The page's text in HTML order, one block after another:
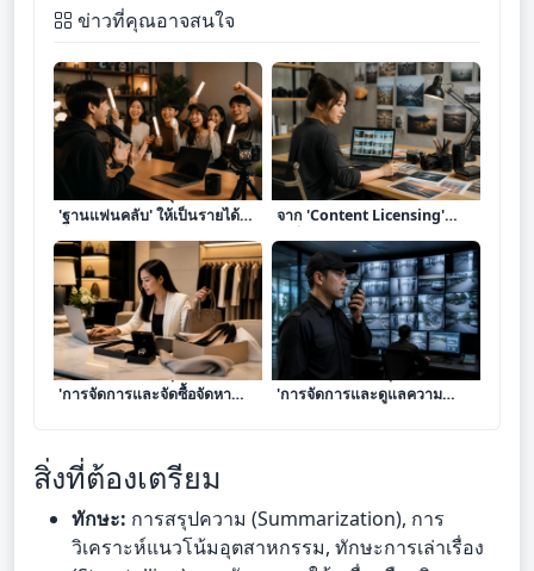
ข่าวที่คุณอาจสนใจ
เจาะลึก 8 โมเดลธุรกิจเปลี่ยน
'ฐานแฟนคลับ' ให้เป็นรายได้
มั่นคงผ่านระบบ Membership
และ Community
เจาะลึก 9 ไอเดียสร้างรายได้
จาก 'Content Licensing'
เปลี่ยนผลงานสร้างสรรค์ให้เป็น
สิทธิทำเงินระยะยาว
เจาะลึก 8 โมเดลธุรกิจบริการ
'การจัดการและจัดซื้อจัดหา
ค้นหาให้เป็นรายได้ระดับ
พรีเมียม
เจาะลึก 8 โมเดลธุรกิจบริการ
'การจัดการและดูแลความ
สิ่งที่ต้องเตรียม
ทักษะ: การสรุปความ (Summarization), การ
วิเคราะห์แนวโน้มอุตสาหกรรม, ทักษะการเล่าเรื่อง